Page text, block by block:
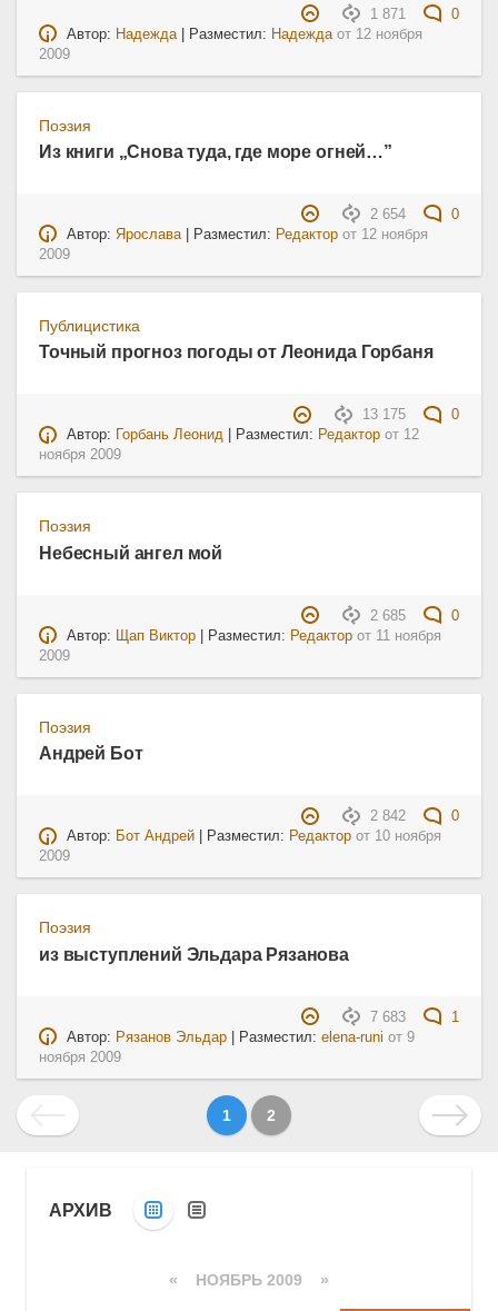
1 871
0
Автор: Надежда | Разместил: Надежда от 12 ноября
2009
Поэзия
Из книги „Снова туда, где море огней…”
2 654
0
Автор:Ярослава| Разместил: Редактор от 12 ноября
2009
Публицистика
Точный прогноз погоды от Леонида Горбаня
13 175
0
Автор:
Горбань Леонид | Разместил: Редактор от 12
ноября 2009
Поэзия
Небесный ангел мой
2 685
0
Автор: Щап Виктор | Разместил: Редактор от 11 ноября
2009
Поэзия
Андрей Бот
2 842
0
Автор: Бот Андрей | Разместил: Редактор от 10 ноября
2009
Поэзия
из выступлений Эльдара Рязанова
7 683
1
Автор: Рязанов Эльдар | Разместил:elena-runi от9
ноября 2009
1 2
АРХИВ
« НОЯБРЬ 2009 »